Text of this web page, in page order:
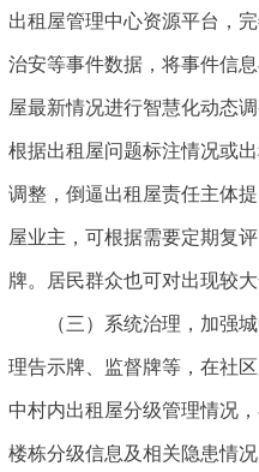
出租屋管理中心资源平台，
治安等事件数据，将事件信
屋最新情况进行智慧化动态
根据出租屋问题标注情况或
调整，倒逼出租屋责任主体
屋业主，可根据需要定期复
牌。居民群众也可对出现较
（三）系统治理，加强城
理告示牌、监督牌等，在社
中村内出租屋分级管理情况
楼栋分级信息及相关隐患情